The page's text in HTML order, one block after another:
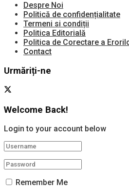
Despre Noi
Politică de confidențialitate
Termeni si condiții
Politica Editorială
Politica de Corectare a
Contact
Urmăriți-ne
Welcome Back!
Login to your account below
Remember Me